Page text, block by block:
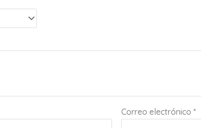
Correo electrónico*